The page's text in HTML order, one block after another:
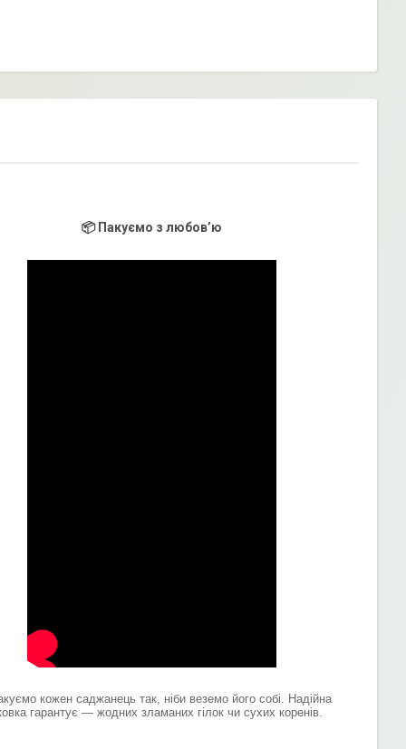
📦 Пакуємо з любов’ю
кожен саджанець так, ніби веземо його собі. Надійна
гарантує — жодних зламаних гілок чи сухих коренів.